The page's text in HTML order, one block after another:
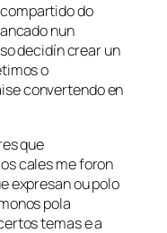
do
nun
decidín crear un
o
convertendo en
que
cales me foron
expresan ou polo
pola
temas e a